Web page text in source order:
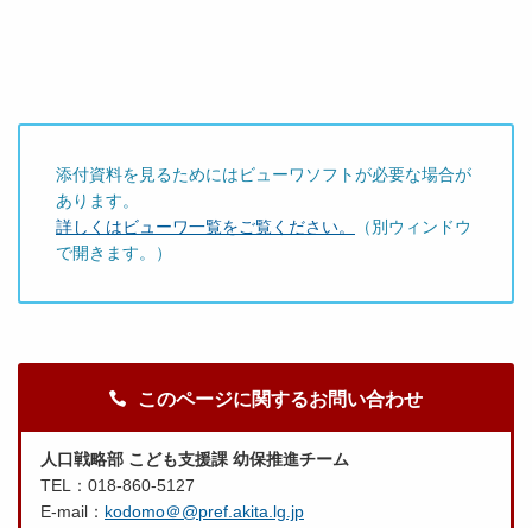
添付資料を見るためにはビューワソフトが必要な場合が
あります。
詳しくはビューワ一覧をご覧ください。
（別ウィンドウ
で開きます。）
このページに関するお問い合わせ
人口戦略部 こども支援課 幼保推進チーム
TEL：018-860-5127
E-mail： kodomo＠@pref.akita.lg.jp